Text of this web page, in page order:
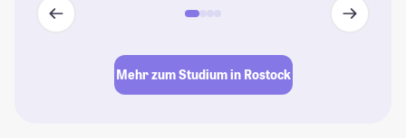
Mehr zum Studium in Rostock